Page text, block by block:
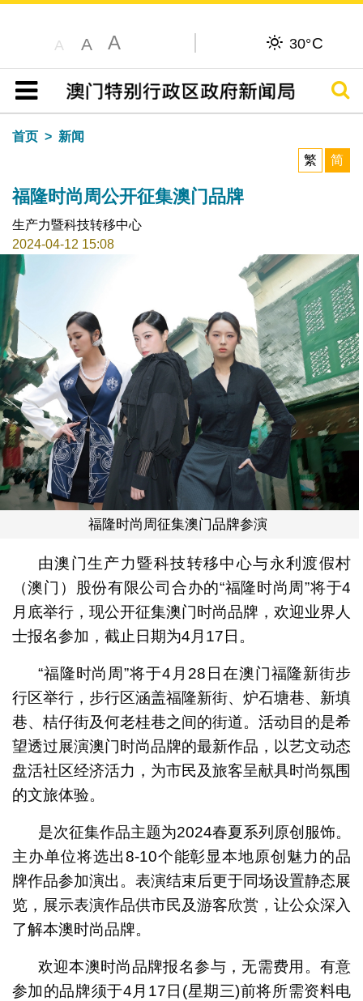
A A A 30°C
目录
搜寻
首页
新闻
繁
简
福隆时尚周公开征集澳门品牌
生产力暨科技转移中心
2024-04-12 15:08
福隆时尚周征集澳门品牌参演
由澳门生产力暨科技转移中心与永利渡假村
（澳门）股份有限公司合办的“福隆时尚周”将于4
月底举行，现公开征集澳门时尚品牌，欢迎业界人
士报名参加，截止日期为4月17日。
“福隆时尚周”将于4月28日在澳门福隆新街步
行区举行，步行区涵盖福隆新街、炉石塘巷、新填
巷、桔仔街及何老桂巷之间的街道。活动目的是希
望透过展演澳门时尚品牌的最新作品，以艺文动态
盘活社区经济活力，为市民及旅客呈献具时尚氛围
的文旅体验。
是次征集作品主题为2024春夏系列原创服饰。
主办单位将选出8-10个能彰显本地原创魅力的品
牌作品参加演出。表演结束后更于同场设置静态展
览，展示表演作品供市民及游客欣赏，让公众深入
了解本澳时尚品牌。
欢迎本澳时尚品牌报名参与，无需费用。有意
参加的品牌须于4月17日(星期三)前将所需资料电